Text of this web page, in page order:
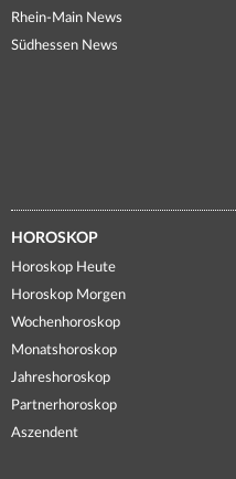
Rhein-Main News
Südhessen News
HOROSKOP
Horoskop Heute
Horoskop Morgen
Wochenhoroskop
Monatshoroskop
Jahreshoroskop
Partnerhoroskop
Aszendent